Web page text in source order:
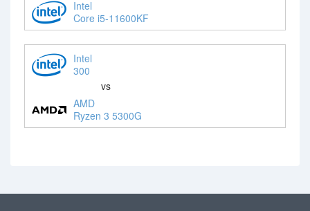
Intel
Core i5-11600KF
Intel
300
vs
AMD
Ryzen 3 5300G